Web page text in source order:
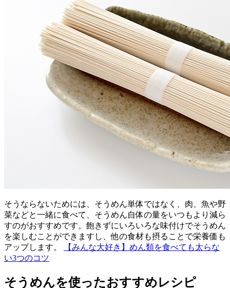
そうならないためには、そうめん単体ではなく、肉、魚や野
菜などと一緒に食べて、そうめん自体の量をいつもより減ら
すのがおすすめです。飽きずにいろいろな味付けでそうめん
を楽しむことができますし、他の食材も摂ることで栄養価も
アップします。
【みんな大好き】めん類を食べても太らな
い3つのコツ
そうめんを使ったおすすめレシピ